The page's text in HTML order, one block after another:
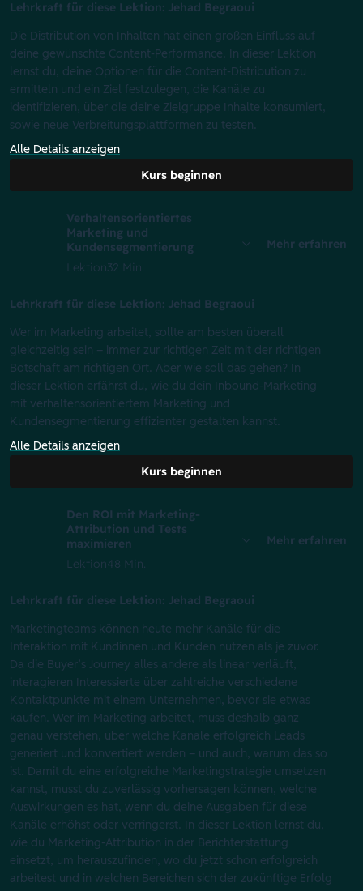
Lehrkraft für diese Lektion: Jehad Begraoui
Die Distribution von Inhalten hat einen großen Einfluss auf
deine gewünschte Content-Performance. In dieser Lektion
lernst du, deine Optionen für die Content-Distribution zu
ermitteln und ein Ziel festzulegen, die Kanäle zu
identifizieren, über die deine Zielgruppe Inhalte konsumiert,
sowie neue Verbreitungsplattformen zu testen.
Alle Details anzeigen
Kurs beginnen
Verhaltensorientiertes
Marketing und
Kundensegmentierung
Lektion32 Min.
Mehr erfahren
Lehrkraft für diese Lektion: Jehad Begraoui
Wer im Marketing arbeitet, sollte am besten überall
gleichzeitig sein – immer zur richtigen Zeit mit der richtigen
Botschaft am richtigen Ort. Aber wie soll das gehen? In
dieser Lektion erfährst du, wie du dein Inbound-Marketing
mit verhaltensorientiertem Marketing und
Kundensegmentierung effizienter gestalten kannst.
Alle Details anzeigen
Kurs beginnen
Den ROI mit Marketing-
Attribution und Tests
maximieren
Lektion48 Min.
Mehr erfahren
Lehrkraft für diese Lektion: Jehad Begraoui
Marketingteams können heute mehr Kanäle für die
Interaktion mit Kundinnen und Kunden nutzen als je zuvor.
Da die Buyer’s Journey alles andere als linear verläuft,
interagieren Interessierte über zahlreiche verschiedene
Kontaktpunkte mit einem Unternehmen, bevor sie etwas
kaufen. Wer im Marketing arbeitet, muss deshalb ganz
genau verstehen, über welche Kanäle erfolgreich Leads
generiert und konvertiert werden – und auch, warum das so
ist. Damit du eine erfolgreiche Marketingstrategie umsetzen
kannst, musst du zuverlässig vorhersagen können, welche
Auswirkungen es hat, wenn du deine Ausgaben für diese
Kanäle erhöhst oder verringerst. In dieser Lektion lernst du,
wie du Marketing-Attribution in der Berichterstattung
einsetzt, um herauszufinden, wo du jetzt schon erfolgreich
arbeitest und in welchen Bereichen sich der zukünftige Erfolg